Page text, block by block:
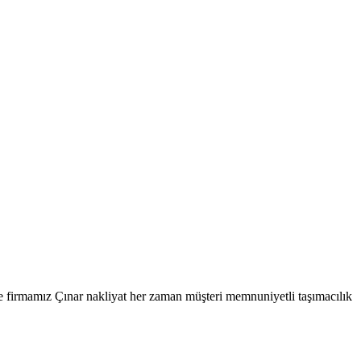
Çınar nakliyat her zaman müşteri memnuniyetli taşımacılık